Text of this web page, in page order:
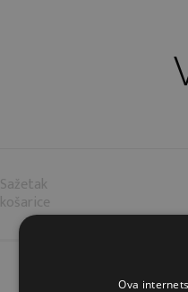
Sažetak
košarice
Ova